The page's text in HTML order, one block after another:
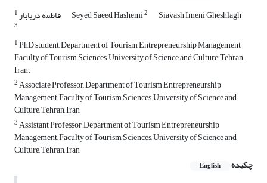
فاطمه دریابار1 Seyed Saeed Hashemi2 Siavash Imeni Gheshlagh
3
1PhD student, Department of Tourism Entrepreneurship Management,
Faculty of Tourism Sciences, University of Science and Culture, Tehran,
Iran.
2Associate Professor, Department of Tourism Entrepreneurship
Management, Faculty of Tourism Sciences, University of Science and
Culture, Tehran, Iran
3Assistant Professor, Department of Tourism Entrepreneurship
Management, Faculty of Tourism Sciences, University of Science and
Culture, Tehran, Iran
چکیده
English